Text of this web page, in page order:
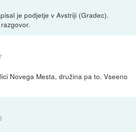
je podjetje v Avstriji (Gradec).
Novega Mesta, družina pa to. Vseeno